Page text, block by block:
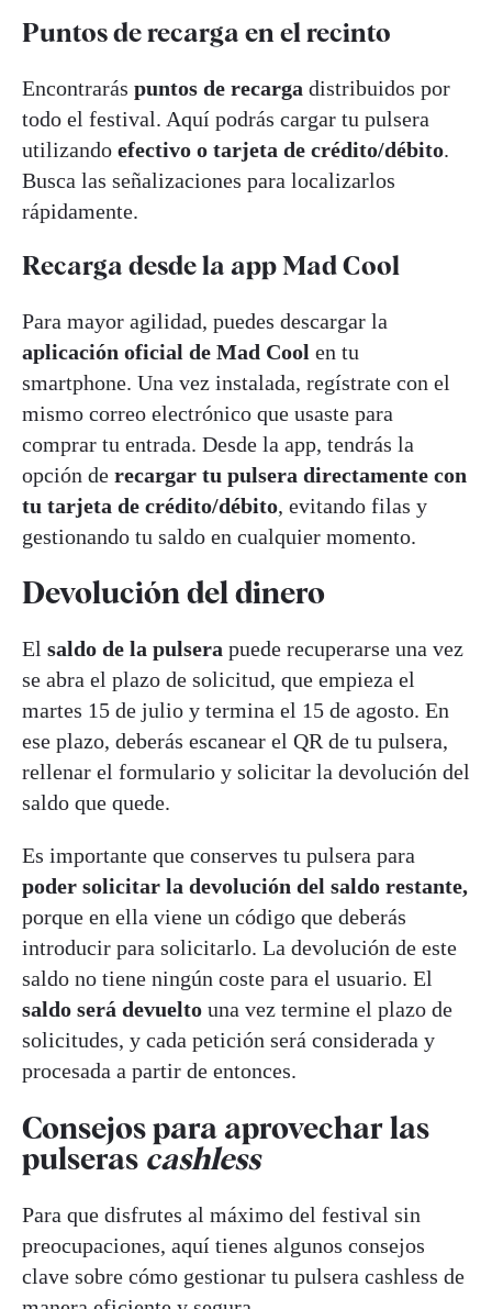
Puntos de recarga en el recinto
Encontrarás puntos de recarga distribuidos por
todo el festival. Aquí podrás cargar tu pulsera
utilizando efectivo o tarjeta de crédito/débito.
Busca las señalizaciones para localizarlos
rápidamente.
Recarga desde la app Mad Cool
Para mayor agilidad, puedes descargar la
aplicación oficial de Mad Cool en tu
smartphone. Una vez instalada, regístrate con el
mismo correo electrónico que usaste para
comprar tu entrada. Desde la app, tendrás la
opción de recargar tu pulsera directamente con
tu tarjeta de crédito/débito, evitando filas y
gestionando tu saldo en cualquier momento.
Devolución del dinero
El saldo de la pulsera puede recuperarse una vez
se abra el plazo de solicitud, que empieza el
martes 15 de julio y termina el 15 de agosto. En
ese plazo, deberás escanear el QR de tu pulsera,
rellenar el formulario y solicitar la devolución del
saldo que quede.
Es importante que conserves tu pulsera para
poder solicitar la devolución del saldo restante,
porque en ella viene un código que deberás
introducir para solicitarlo. La devolución de este
saldo no tiene ningún coste para el usuario. El
saldo será devuelto una vez termine el plazo de
solicitudes, y cada petición será considerada y
procesada a partir de entonces.
Consejos para aprovechar las
pulseras cashless
Para que disfrutes al máximo del festival sin
preocupaciones, aquí tienes algunos consejos
clave sobre cómo gestionar tu pulsera cashless de